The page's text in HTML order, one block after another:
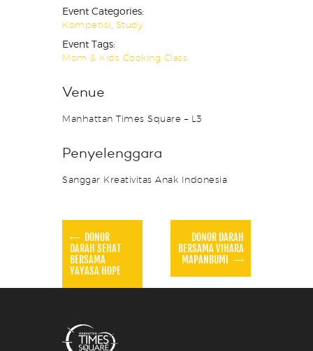
Event Categories:
Kompetisi Study
Event Tags:
Mom & Kids Cooking Class
Venue
Manhattan Times Square – L3
Penyelenggara
Sanggar Kreativitas Anak Indonesia
DONOR
DARAH SEHAT
BERSAMA
YAYASA HOPE
DONOR DARAH
BERSAMA VIHARA
MAPANBUMI